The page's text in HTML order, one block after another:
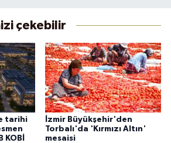
çekebilir
tarihi
KOBİ
İzmir Büyükşehir'den
Torbalı'da 'Kırmızı Altın'
mesaisi